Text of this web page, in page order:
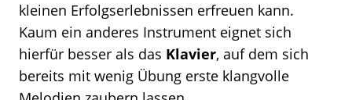
kleinen Erfolgserlebnissen erfreuen kann.
Kaum ein anderes Instrument eignet sich
hierfür besser als das Klavier, auf dem sich
bereits mit wenig Übung erste klangvolle